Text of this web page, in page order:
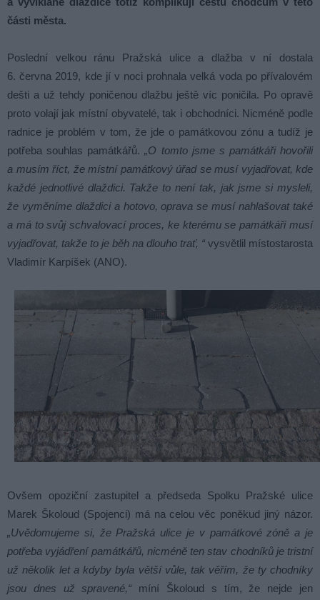
části města.
Poslední velkou ránu Pražská ulice a dlažba v ní dostala
6. června 2019, kde jí v noci prohnala velká voda po přívalovém
dešti a už tehdy poničenou dlažbu ještě víc poničila. Po opravě
proto volají jak místní obyvatelé, tak i obchodníci. Nicméně podle
radnice je problém v tom, že jde o památkovou zónu a tudíž je
potřeba souhlas památkářů.„O tomto jsme s památkáři hovořili
a musím říct, že místní památkový úřad se musí vyjadřovat, kde
každé jednotlivé dlaždici. Takže to není tak, jak jsme si mysleli,
že vyměníme dlaždici a hotovo, oprava se musí nahlašovat také
a má to svůj schvalovací proces, ke kterému se památkáři musí
vyjadřovat, takže to je běh na dlouho trať, “ vysvětlil místostarosta
Vladimír Karpíšek (ANO).
Ovšem opoziční zastupitel a předseda Spolku Pražské ulice
Marek Školoud (Spojenci) má na celou věc poněkud jiný názor.
„Uvědomujeme si, že Pražská ulice je v památkové zóně a je
potřeba vyjádření památkářů, nicméně ten stav chodníků je tristní
už několik let a kdyby byla větší vůle, tak věřím, že ty chodníky
jsou dnes už spravené,“ míní Školoud s tím, že nejde jen